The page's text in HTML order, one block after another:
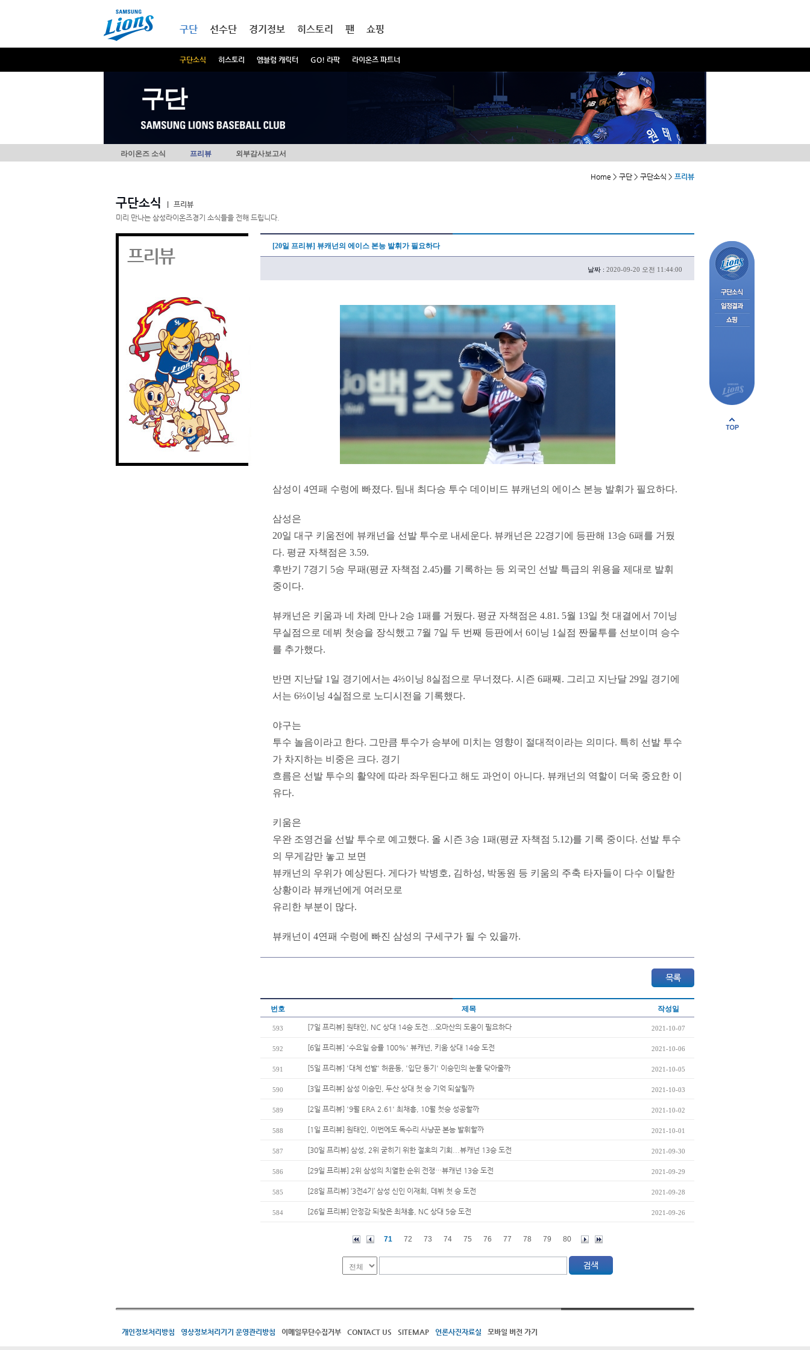
구단
구단소식 히스토리 엠블럼 캐릭터 GO! 라팍 라이온즈 파트너
선수단 경기정보 히스토리 팬 쇼핑
구단
라이온즈 소식 프리뷰 외부감사보고서
Home > 구단 > 구단소식 > 프리뷰
구단소식
프리뷰
미리 만나는 삼성라이온즈경기 소식들을 전해 드립니다.
프리뷰 [20일 프리뷰] 뷰캐넌의 에이스 본능 발휘가 필요하다
날짜 : 2020-09-20 오전 11:44:00
삼성이 4연패 수렁에 빠졌다. 팀내 최다승 투수 데이비드 뷰캐넌의 에이스 본능 발휘가 필요하다.
삼성은
20일 대구 키움전에 뷰캐넌을 선발 투수로 내세운다. 뷰캐넌은 22경기에 등판해 13승 6패를 거뒀
다. 평균 자책점은 3.59.
후반기 7경기 5승 무패(평균 자책점 2.45)를 기록하는 등 외국인 선발 특급의 위용을 제대로 발휘
중이다.
뷰캐넌은 키움과 네 차례 만나 2승 1패를 거뒀다. 평균 자책점은 4.81. 5월 13일 첫 대결에서 7이닝
무실점으로 데뷔 첫승을 장식했고 7월 7일 두 번째 등판에서 6이닝 1실점 짠물투를 선보이며 승수
를 추가했다.
반면 지난달 1일 경기에서는 4⅔이닝 8실점으로 무너졌다. 시즌 6패째. 그리고 지난달 29일 경기에
서는 6⅔이닝 4실점으로 노디시전을 기록했다.
야구는
투수 놀음이라고 한다. 그만큼 투수가 승부에 미치는 영향이 절대적이라는 의미다. 특히 선발 투수
가 차지하는 비중은 크다. 경기
흐름은 선발 투수의 활약에 따라 좌우된다고 해도 과언이 아니다. 뷰캐넌의 역할이 더욱 중요한 이
유다.
키움은
우완 조영건을 선발 투수로 예고했다. 올 시즌 3승 1패(평균 자책점 5.12)를 기록 중이다. 선발 투수
의 무게감만 놓고 보면
뷰캐넌의 우위가 예상된다. 게다가 박병호, 김하성, 박동원 등 키움의 주축 타자들이 다수 이탈한
상황이라 뷰캐넌에게 여러모로
유리한 부분이 많다.
뷰캐넌이 4연패 수렁에 빠진 삼성의 구세구가 될 수 있을까.
번호 제목 작성일
593 [7일 프리뷰] 원태인, NC 상대 14승 도전...오마산의 도움이 필요하다 2021-10-07
592 [6일 프리뷰] '수요일 승률 100%' 뷰캐넌, 키움 상대 14승 도전 2021-10-06
591 [5일 프리뷰] '대체 선발' 허윤동, '입단 동기' 이승민의 눈물 닦아줄까 2021-10-05
590 [3일 프리뷰] 삼성 이승민, 두산 상대 첫 승 기억 되살릴까 2021-10-03
589 [2일 프리뷰] '9월 ERA 2.61' 최채흥, 10월 첫승 성공할까 2021-10-02
588 [1일 프리뷰] 원태인, 이번에도 독수리 사냥꾼 본능 발휘할까 2021-10-01
587 [30일 프리뷰] 삼성, 2위 굳히기 위한 절호의 기회...뷰캐넌 13승 도전 2021-09-30
586 [29일 프리뷰] 2위 삼성의 치열한 순위 전쟁…뷰캐넌 13승 도전 2021-09-29
585 [28일 프리뷰] ‘3전4기’ 삼성 신인 이재희, 데뷔 첫 승 도전 2021-09-28
584 [26일 프리뷰] 안정감 되찾은 최채흥, NC 상대 5승 도전 2021-09-26
71 72 73 74 75 76 77 78 79 80
개인정보처리방침 영상정보처리기기 운영관리방침 이메일무단수집거부 CONTACT US SITEMAP 언론사진자료실 모바일 버전 가기